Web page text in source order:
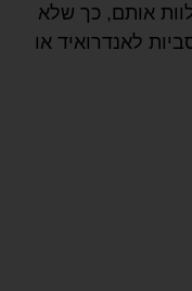
אותם, כך שלא
לאנדרואיד או